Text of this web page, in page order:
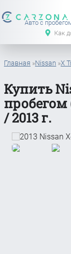
Авто с
Как
Главная »Nissan »X
Купить
/ 2013 г.